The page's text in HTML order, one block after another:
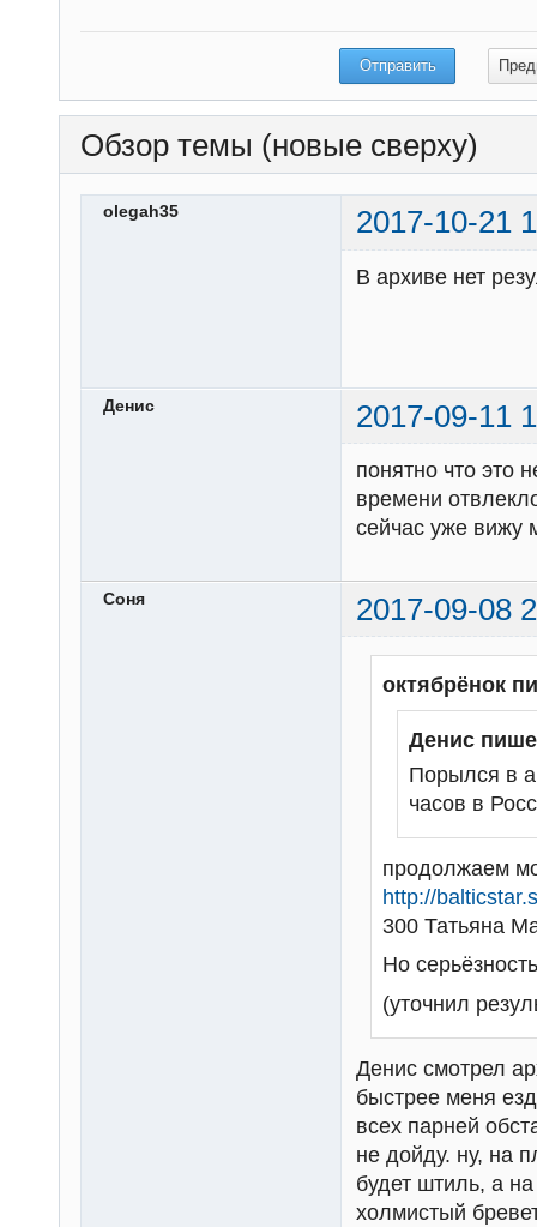
Обзор темы (новые сверху)
olegah35 2017-10-21
В архиве нет
Денис 2017-09-11
понятно что это
времени
сейчас уже вижу
Соня 2017-09-08
октябрёнок
Денис
Порылся в
часов в
продолжаем
http://
300 Татьяна
Но
(уточнил
Денис смотрел
быстрее меня
всех парней
не дойду. ну, на
будет штиль, а
холмистый